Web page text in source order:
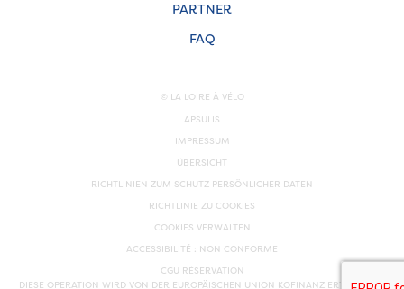
PARTNER
FAQ
© LA LOIRE À VÉLO
APSULIS
IMPRESSUM
ÜBERSICHT
RICHTLINIEN ZUM SCHUTZ PERSÖNLICHER DATEN
RICHTLINIE ZU COOKIES
COOKIES VERWALTEN
ACCESSIBILITÉ : NON CONFORME
CGU RÉSERVATION
DIESE OPERATION WIRD VON DER EUROPÄISCHEN UNION KOFINANZIERT. EUROPA